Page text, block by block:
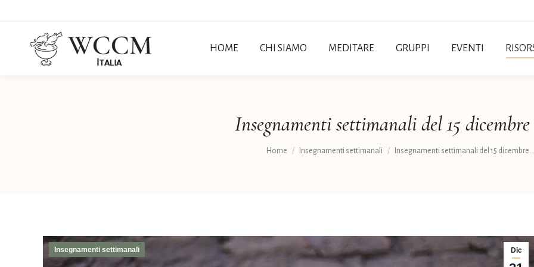
HOME CHI SIAMO MEDITARE GRUPPI EVENTI
Insegnamenti settimanali del 15 dicembre
Tu sei qui:
Home Insegnamenti settimanali Insegnamenti settimanali del 15 dicembre…
Dic
Insegnamenti settimanali